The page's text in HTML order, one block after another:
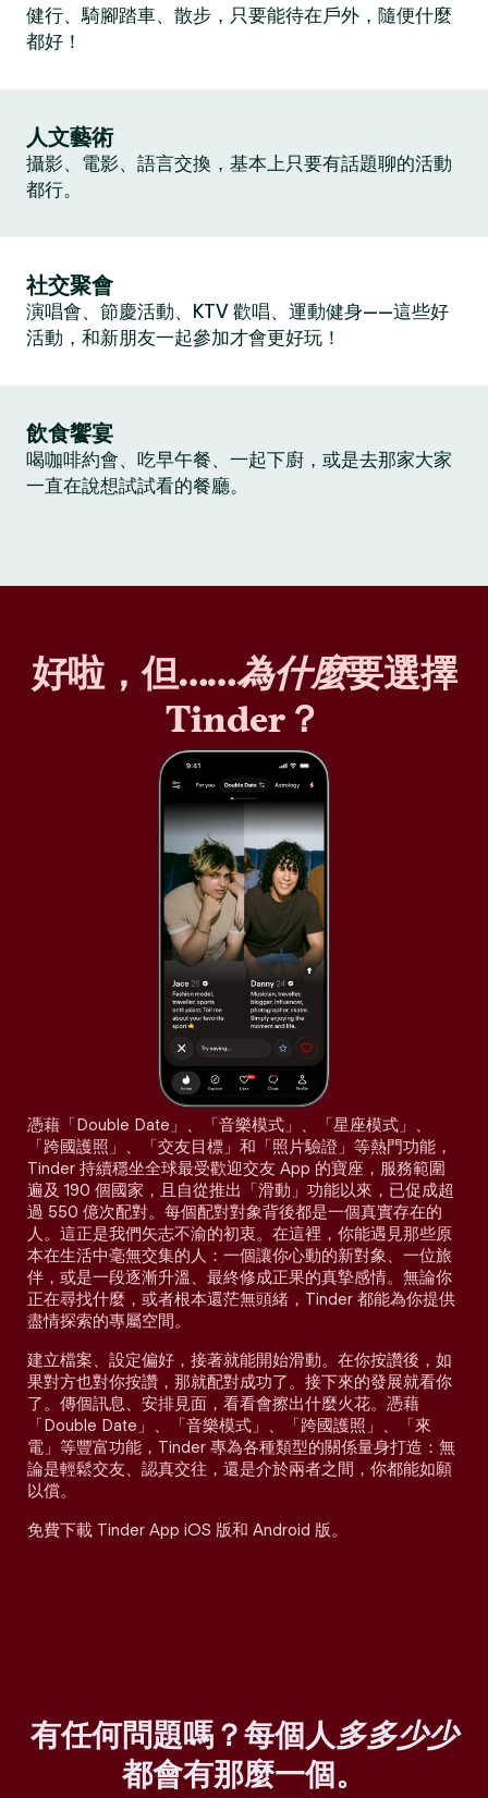
健行、騎腳踏車、散步，只要能待在戶外，隨便什麼
都好！
人文藝術
攝影、電影、語言交換，基本上只要有話題聊的活動
都行。
社交聚會
演唱會、節慶活動、KTV 歡唱、運動健身——這些好
活動，和新朋友一起參加才會更好玩！
飲食饗宴
喝咖啡約會、吃早午餐、一起下廚，或是去那家大家
一直在說想試試看的餐廳。
好啦，但……為什麼要選擇
Tinder？
憑藉「Double Date」、「音樂模式」、「星座模式」、
「跨國護照」、「交友目標」和「照片驗證」等熱門功能，
Tinder 持續穩坐全球最受歡迎交友 App 的寶座，服務範圍
遍及 190 個國家，且自從推出「滑動」功能以來，已促成超
過 550 億次配對。每個配對對象背後都是一個真實存在的
人。這正是我們矢志不渝的初衷。在這裡，你能遇見那些原
本在生活中毫無交集的人：一個讓你心動的新對象、一位旅
伴，或是一段逐漸升溫、最終修成正果的真摯感情。無論你
正在尋找什麼，或者根本還茫無頭緒，Tinder 都能為你提供
盡情探索的專屬空間。
建立檔案、設定偏好，接著就能開始滑動。在你按讚後，如
果對方也對你按讚，那就配對成功了。接下來的發展就看你
了。傳個訊息、安排見面，看看會擦出什麼火花。憑藉
「Double Date」、「音樂模式」、「跨國護照」、「來
電」等豐富功能，Tinder 專為各種類型的關係量身打造：無
論是輕鬆交友、認真交往，還是介於兩者之間，你都能如願
以償。
免費下載 Tinder App iOS 版和 Android 版。
有任何問題嗎？每個人多多少少
都會有那麼一個。